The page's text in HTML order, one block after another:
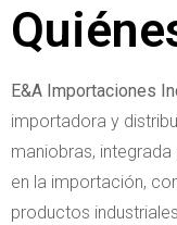
E&A Importaciones
importadora y
maniobras,
en la importación,
productos